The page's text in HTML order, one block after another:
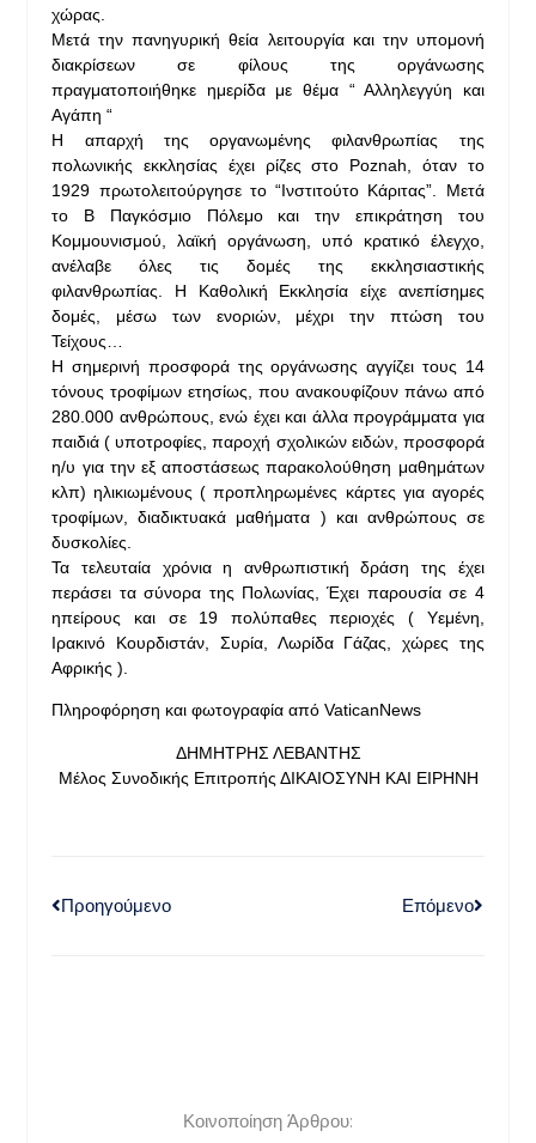
χώρας.
Μετά την πανηγυρική θεία λειτουργία και την υπομονή
διακρίσεων σε φίλους της οργάνωσης
πραγματοποιήθηκε ημερίδα με θέμα “ Αλληλεγγύη και
Αγάπη “
Η απαρχή της οργανωμένης φιλανθρωπίας της
πολωνικής εκκλησίας έχει ρίζες στο Poznah, όταν το
1929 πρωτολειτούργησε το “Ινστιτούτο Κάριτας”. Μετά
το Β Παγκόσμιο Πόλεμο και την επικράτηση του
Κομμουνισμού, λαϊκή οργάνωση, υπό κρατικό έλεγχο,
ανέλαβε όλες τις δομές της εκκλησιαστικής
φιλανθρωπίας. Η Καθολική Εκκλησία είχε ανεπίσημες
δομές, μέσω των ενοριών, μέχρι την πτώση του
Τείχους…
Η σημερινή προσφορά της οργάνωσης αγγίζει τους 14
τόνους τροφίμων ετησίως, που ανακουφίζουν πάνω από
280.000 ανθρώπους, ενώ έχει και άλλα προγράμματα για
παιδιά ( υποτροφίες, παροχή σχολικών ειδών, προσφορά
η/υ για την εξ αποστάσεως παρακολούθηση μαθημάτων
κλπ) ηλικιωμένους ( προπληρωμένες κάρτες για αγορές
τροφίμων, διαδικτυακά μαθήματα ) και ανθρώπους σε
δυσκολίες.
Τα τελευταία χρόνια η ανθρωπιστική δράση της έχει
περάσει τα σύνορα της Πολωνίας, Έχει παρουσία σε 4
ηπείρους και σε 19 πολύπαθες περιοχές ( Υεμένη,
Ιρακινό Κουρδιστάν, Συρία, Λωρίδα Γάζας, χώρες της
Αφρικής ).
Πληροφόρηση και φωτογραφία από VaticanNews
ΔΗΜΗΤΡΗΣ ΛΕΒΑΝΤΗΣ
Μέλος Συνοδικής Επιτροπής ΔΙΚΑΙΟΣΥΝΗ ΚΑΙ ΕΙΡΗΝΗ
Προηγούμενο Επόμενο
Κοινοποίηση Άρθρου: